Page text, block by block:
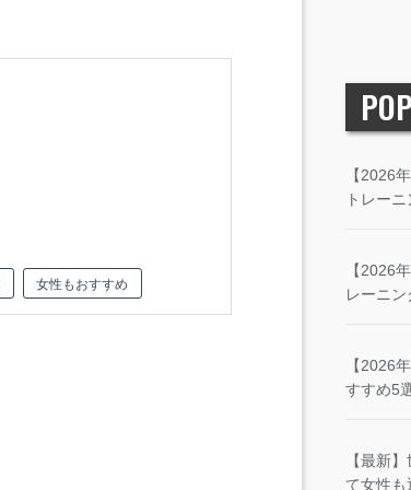
女性もおすすめ
【2026
トレー
【2026
レーニ
【2026
すすめ5
【最新
て女性も